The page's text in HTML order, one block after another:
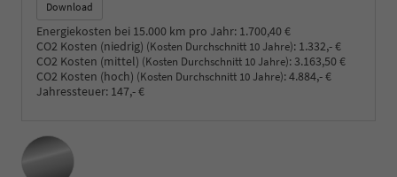
Download
Energiekosten bei 15.000 km pro Jahr: 1.700,40 €
CO2 Kosten (niedrig) (Kosten Durchschnitt 10 Jahre): 1.332,- €
CO2 Kosten (mittel) (Kosten Durchschnitt 10 Jahre):3.163,50 €
CO2 Kosten (hoch) (Kosten Durchschnitt 10 Jahre):4.884,- €
Jahressteuer: 147,- €